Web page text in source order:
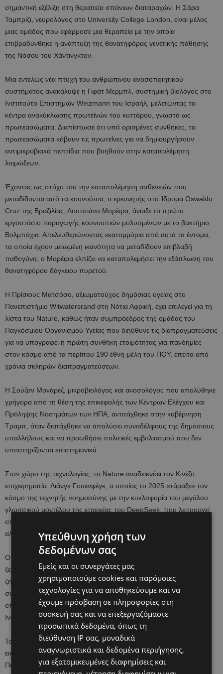
σημαντική εξέλιξη στη θεραπεία σπάνιων διαταραχών. Η Σάρα
Ταμπρίζι, νευρολόγος στο University College London, είναι μέλος
μιας ομάδας που εφάρμοσε μια θεραπεία με την οποία
επιβραδύνθηκε η ανάπτυξη της θανατηφόρας γενετικής πάθησης
της Νόσου του Χάντινγκτον.
Μια εντελώς νέα πτυχή του ανθρώπινου ανοσοποιητικού
συστήματος ανακάλυψε η Γιφάτ Μερμπλ, συστημική βιολόγος στο
Ινστιτούτο Επιστημών Weizmann του Ισραήλ, μελετώντας τα
κέντρα ανακύκλωσης πρωτεϊνών του κυττάρου, γνωστά ως
πρωτεασώματα. Διαπίστωσε ότι υπό ορισμένες συνθήκες, τα
πρωτεασώματα κόβουν τις πρωτεΐνες για να δημιουργήσουν
αντιμικροβιακά πεπτίδια που βοηθούν στην καταπολέμηση
λοιμώξεων.
Έχοντας ως στόχο του την καταπολέμηση ασθενειών που
μεταδίδονται από τα κουνούπια, ο ερευνητής στο Ίδρυμα Oswaldo
Cruz της Βραζιλίας, Λουτσιάνο Μορέιρα, άνοιξε το πρώτο
εργοστάσιο παραγωγής κουνουπιών μολυσμένων με το βακτήριο
Βολμπάχια. Απελευθερώνοντας εκατομμύρια από αυτά τα έντομα,
τα οποία έχουν μειωμένη ικανότητα να μεταδίδουν επιβλαβή
παθογόνα, ο Μορέιρα ελπίζει να καταπολεμήσει την εξάπλωση του
θανατηφόρου δάγκειου πυρετού.
Η Πρίσιους Ματσόσο, αξιωματούχος δημόσιας υγείας στο
Πανεπιστήμιο Witwatersrand στη Νότια Αφρική, έχει επιλεγεί για τη
λίστα του Nature, καθώς ήταν συμπρόεδρος της ομάδας του
Παγκόσμιου Οργανισμού Υγείας που διηύθυνε τις διαπραγματεύσεις
για να υπογραφεί η πρώτη συνθήκη ετοιμότητας για πανδημίες
στον κόσμο από τα περίπου 190 έθνη-μέλη του ΠΟΥ, έπειτα από
χρόνια σκληρών διαπραγματεύσεων.
Η Σούζαν Μονάρεζ, μικροβιολόγος και ανοσολόγος που απολύθηκε
γρήγορα από τη θέση της επικεφαλής των Κέντρων Ελέγχου και
Πρόληψης Νοσημάτων των ΗΠΑ, αντιτάχθηκε στην κυβέρνηση
Τραμπ, όταν διατάχθηκε να απολύσει συναδέλφους της δημόσιους
υπαλλήλους και να προωθήσει πολιτικές εμβολιασμού που δεν
υποστηρίζονται επιστημονικά.
Στον χώρο της τεχνολογίας, το Nature αναδεικνύει τον Κινέζο
επιχειρηματία, Λιάνγκ Γουενφέγκ, ο οποίος το 2025 «τάραξε» τον
κόσμο της τεχνητής νοημοσύνης με την κυκλοφορία του μεγάλου
γλωσσικού μοντέλου της εταιρείας του DeepSeek, που λειτουργεί
στο ίδιο επίπεδο με μερικά από τα καλύτερα υπάρχοντα μοντέλα,
αλλά κατασκευάστηκε με ελάχιστους πόρους.
Ο Ατσάλ Αγκραβάλ, επιστήμονας δεδομένων στην Ινδία, έχει
ξεχωρίσει, καθώς αφιέρωσε τον χρόνο του στην αποκάλυψη
ζητημάτων ακεραιότητας της έρευνας στη χώρα του. Το έργο του
συνέβαλε σε μια αλλαγή πολιτικής-ορόσημο στον τρόπο με τον
οποίο κατατάσσονται τα ιδρύματα τριτοβάθμιας εκπαίδευσης στην
Ινδία.
Το Αστεροσκοπείο Vera Rubin στη Χιλή υπόσχεται τις καλύτερες
εικόνες μακρινών γαλαξιών Ο Τόνι Τάισον, φυσικός στο
Πανεπιστήμιο της Καλιφόρνιας στο Ντέιβις, του οποίου η δουλειά
Υπεύθυνη χρήση των
δεδομένων σας
Εμείς και οι συνεργάτες μας
χρησιμοποιούμε cookies και παρόμοιες
τεχνολογίες για να αποθηκεύουμε και να
έχουμε πρόσβαση σε πληροφορίες στη
συσκευή σας και να επεξεργαζόμαστε
προσωπικά δεδομένα, όπως τη
διεύθυνση IP σας, μοναδικά
αναγνωριστικά και δεδομένα περιήγησης,
για εξατομικευμένες διαφημίσεις και